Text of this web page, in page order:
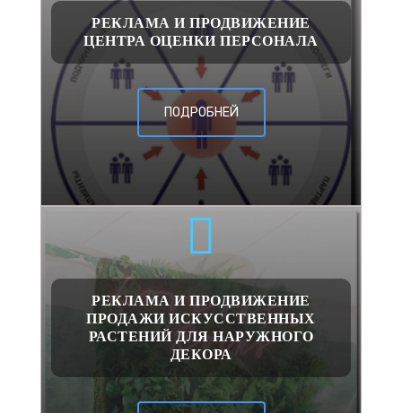
РЕКЛАМА И ПРОДВИЖЕНИЕ
ЦЕНТРА ОЦЕНКИ ПЕРСОНАЛА
ПОДРОБНЕЙ
РЕКЛАМА И ПРОДВИЖЕНИЕ
ПРОДАЖИ ИСКУССТВЕННЫХ
РАСТЕНИЙ ДЛЯ НАРУЖНОГО
ДЕКОРА